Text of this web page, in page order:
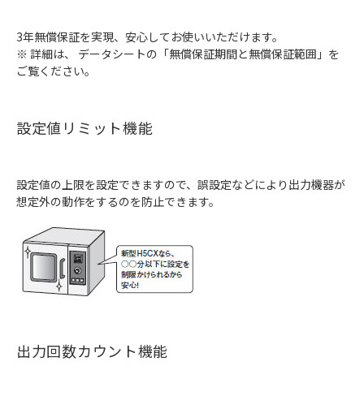
3年無償保証を実現、安心してお使いいただけます。
※ 詳細は、 データシートの「無償保証期間と無償保証範囲」を
ご覧ください。
設定値リミット機能
設定値の上限を設定できますので、誤設定などにより出力機器が
想定外の動作をするのを防止できます。
出力回数カウント機能